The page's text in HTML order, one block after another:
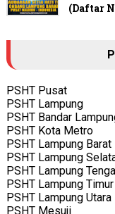
(Daftar
PSHT Pusat
PSHT Lampung
PSHT Bandar
PSHT Kota Metro
PSHT Lampung Barat
PSHT Lampung
PSHT Lampung
PSHT Lampung Timur
PSHT Lampung Utara
PSHT Mesuji